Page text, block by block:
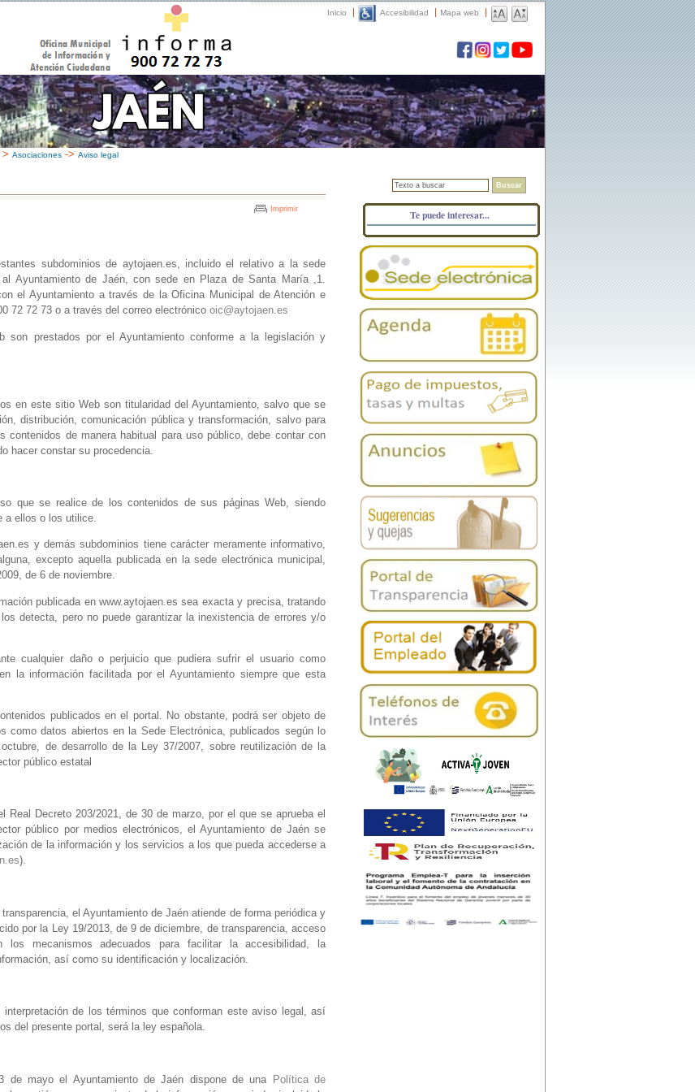
Inicio Accesibilidad Mapa web
> Asociaciones -> Aviso legal
Imprimir
subdominios de aytojaen.es, incluido el relativo a la sede
al Ayuntamiento de Jaén, con sede en Plaza de Santa María ,1.
el Ayuntamiento a través de la Oficina Municipal de Atención e
72 72 73 o a través del correo electrónico oic@aytojaen.es
son prestados por el Ayuntamiento conforme a la legislación y
en este sitio Web son titularidad del Ayuntamiento, salvo que se
distribución, comunicación pública y transformación, salvo para
contenidos de manera habitual para uso público, debe contar con
hacer constar su procedencia.
que se realice de los contenidos de sus páginas Web, siendo
a ellos o los utilice.
y demás subdominios tiene carácter meramente informativo,
excepto aquella publicada en la sede electrónica municipal,
de 6 de noviembre.
publicada en www.aytojaen.es sea exacta y precisa, tratando
detecta, pero no puede garantizar la inexistencia de errores y/o
cualquier daño o perjuicio que pudiera sufrir el usuario como
la información facilitada por el Ayuntamiento siempre que esta
publicados en el portal. No obstante, podrá ser objeto de
como datos abiertos en la Sede Electrónica, publicados según lo
de desarrollo de la Ley 37/2007, sobre reutilización de la
público estatal
Real Decreto 203/2021, de 30 de marzo, por el que se aprueba el
público por medios electrónicos, el Ayuntamiento de Jaén se
de la información y los servicios a los que pueda accederse a
).
el Ayuntamiento de Jaén atiende de forma periódica y
por la Ley 19/2013, de 9 de diciembre, de transparencia, acceso
mecanismos adecuados para facilitar la accesibilidad, la
así como su identificación y localización.
de los términos que conforman este aviso legal, así
del presente portal, será la ley española.
de mayo el Ayuntamiento de Jaén dispone de una Política de
Buscar
Te puede interesar...